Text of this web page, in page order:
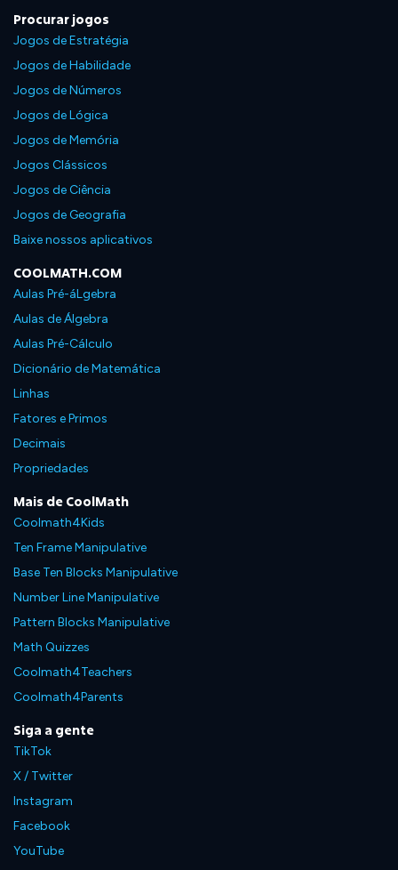
Procurar jogos
Jogos de Estratégia
Jogos de Habilidade
Jogos de Números
Jogos de Lógica
Jogos de Memória
Jogos Clássicos
Jogos de Ciência
Jogos de Geografia
Baixe nossos aplicativos
COOLMATH.COM
Aulas Pré-áLgebra
Aulas de Álgebra
Aulas Pré-Cálculo
Dicionário de Matemática
Linhas
Fatores e Primos
Decimais
Propriedades
Mais de CoolMath
Coolmath4Kids
Ten Frame Manipulative
Base Ten Blocks Manipulative
Number Line Manipulative
Pattern Blocks Manipulative
Math Quizzes
Coolmath4Teachers
Coolmath4Parents
Siga a gente
TikTok
X / Twitter
Instagram
Facebook
YouTube